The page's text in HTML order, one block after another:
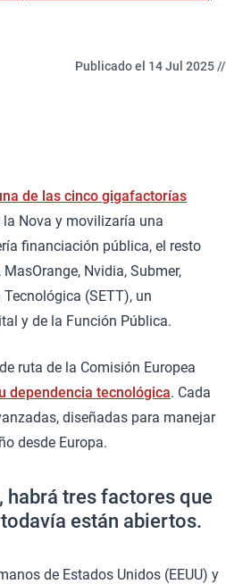
Publicado el 14 Jul 2025 //
de las cinco gigafactorías
Nova y movilizaría una
financiación pública, el resto
Nvidia, Submer,
(SETT), un
y de la Función Pública.
ruta de la Comisión Europea
dependencia tecnológica. Cada
diseñadas para manejar
desde Europa.
habrá tres factores que
están abiertos.
de Estados Unidos (EEUU) y